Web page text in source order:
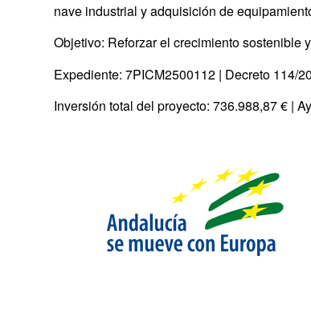
nave industrial y adquisición de
Objetivo: Reforzar el crecimiento sostenible
Expediente: 7PICM2500112 | Decreto
Inversión total del proyecto: 736.988,87 € |